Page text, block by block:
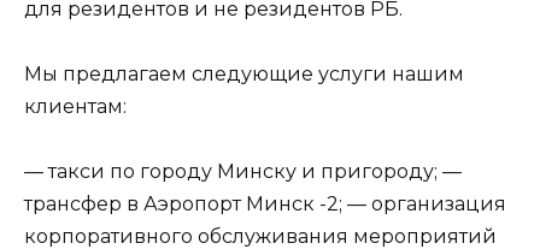
для резидентов и не резидентов РБ.
Мы предлагаем следующие услуги нашим
клиентам:
— такси по городу Минску и пригороду; —
трансфер в Аэропорт Минск -2; — организация
корпоративного обслуживания мероприятий